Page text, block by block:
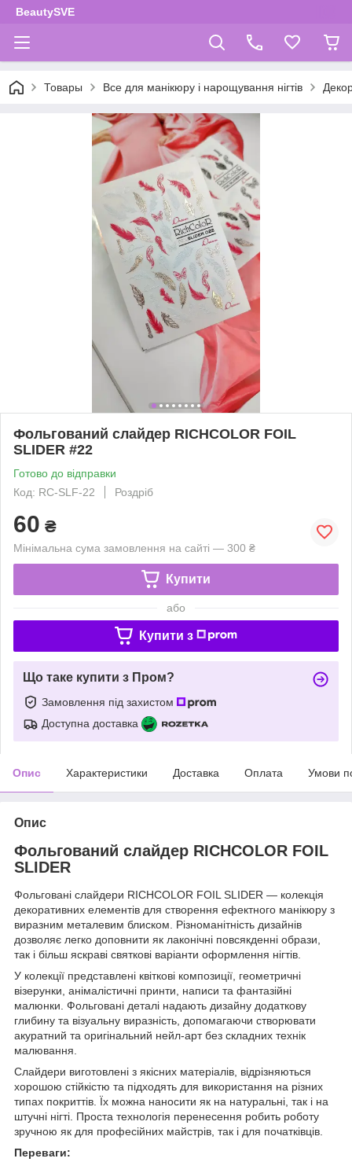
BeautySVE
Товары Все для манікюру і нарощування нігтів
Фольгований слайдер RICHCOLOR FOIL
SLIDER #22
Готово до відправки
Код: RC-SLF-22
Роздріб
60 ₴
Мінімальна сума замовлення на сайті — 300 ₴
Купити
або
Купити з
Що таке купити з Пром?
Замовлення під захистом
Доступна доставка
Опис Характеристики Доставка Оплата Умови
Опис
Фольгований слайдер RICHCOLOR FOIL
SLIDER
Фольговані слайдери RICHCOLOR FOIL SLIDER — колекція
декоративних елементів для створення ефектного манікюру з
виразним металевим блиском. Різноманітність дизайнів
дозволяє легко доповнити як лаконічні повсякденні образи,
так і більш яскраві святкові варіанти оформлення нігтів.
У колекції представлені квіткові композиції, геометричні
візерунки, анімалістичні принти, написи та фантазійні
малюнки. Фольговані деталі надають дизайну додаткову
глибину та візуальну виразність, допомагаючи створювати
акуратний та оригінальний нейл-арт без складних технік
малювання.
Слайдери виготовлені з якісних матеріалів, відрізняються
хорошою стійкістю та підходять для використання на різних
типах покриттів. Їх можна наносити як на натуральні, так і на
штучні нігті. Проста технологія перенесення робить роботу
зручною як для професійних майстрів, так і для початківців.
Переваги: